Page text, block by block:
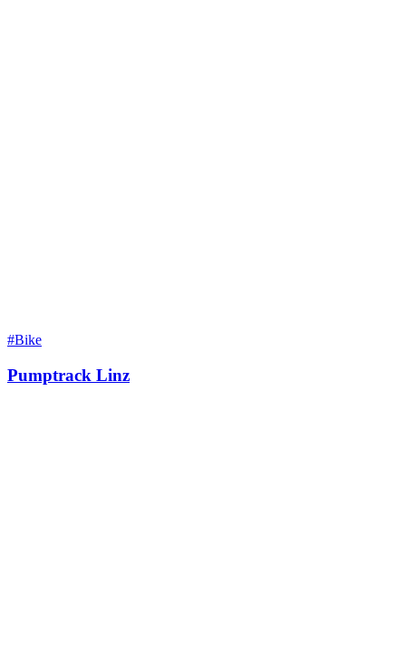
#Bike
Pumptrack Linz